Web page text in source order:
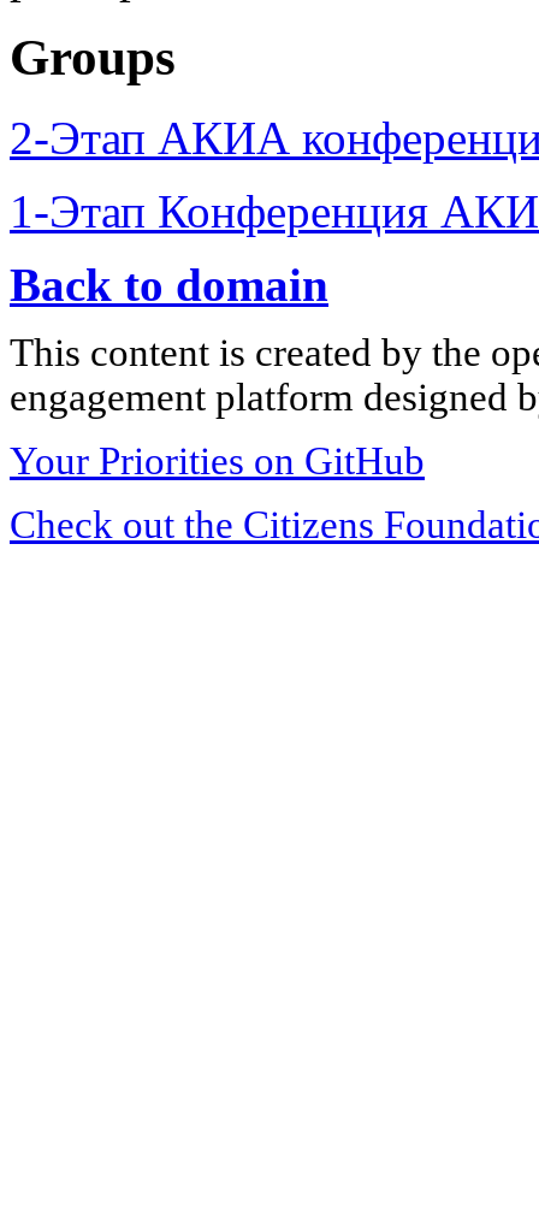
Groups
2-Этап АКИА
1-Этап Конференция
Back to domain
This content is created by the
engagement platform designed
Your Priorities on GitHub
Check out the Citizens